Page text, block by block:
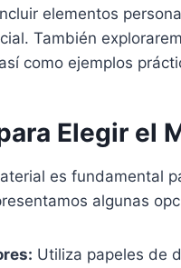
elementos
También
como ejemplos
Elegir el
es fundamental
algunas
Utiliza papeles de